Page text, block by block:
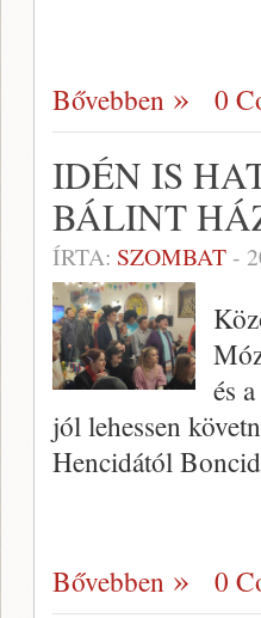
Bővebben 0
IDÉN IS
BÁLINT
ÍRTA: SZOMBAT-
és
jól lehessen
Hencidától
Bővebben 0